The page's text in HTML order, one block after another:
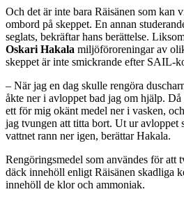
Och det är inte bara Räisänen som kan
ombord på skeppet. En annan
seglats, bekräftar hans berättelse.
Oskari Hakala miljöföroreningar av
skeppet är inte smickrande efter SAIL-
– När jag en dag skulle rengöra
åkte ner i avloppet bad jag om hjälp.
ett för mig okänt medel ner i vasken,
jag tvungen att titta bort. Ut ur avloppet
vattnet rann ner igen, berättar Hakala.
Rengöringsmedel som användes för att
däck innehöll enligt Räisänen skadliga
innehöll de klor och ammoniak.